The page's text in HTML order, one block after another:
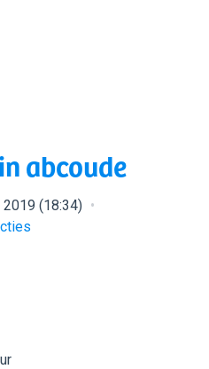
abcoude
(18:34)